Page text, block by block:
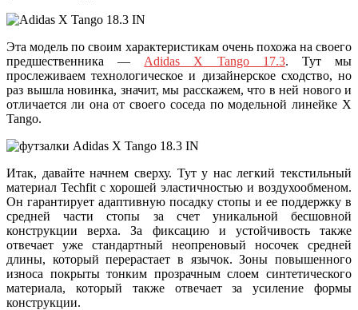
Эта модель по своим характеристикам очень похожа на своего
предшественника — Adidas X Tango 17.3. Тут мы
прослеживаем технологическое и дизайнерское сходство, но
раз вышла новинка, значит, мы расскажем, что в ней нового и
отличается ли она от своего соседа по модельной линейке X
Tango.
Итак, давайте начнем сверху. Тут у нас легкий текстильный
материал Techfit с хорошей эластичностью и воздухообменом.
Он гарантирует адаптивную посадку стопы и ее поддержку в
средней части стопы за счет уникальной бесшовной
конструкции верха. За фиксацию и устойчивость также
отвечает уже стандартный неопреновый носочек средней
длины, который перерастает в язычок. Зоны повышенного
износа покрыты тонким прозрачным слоем синтетического
материала, который также отвечает за усиление формы
конструкции.